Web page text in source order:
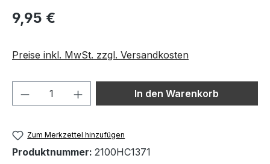
9,95 €
Preise inkl. MwSt. zzgl. Versandkosten
Produkt Anzahl: Gib denIn den Warenkorb
Zum Merkzettel hinzufügen
Produktnummer: 2100HC1371